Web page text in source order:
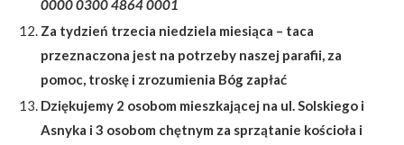
0000 0300 4864 0001
Za tydzień trzecia niedziela miesiąca – taca
przeznaczona jest na potrzeby naszej parafii, za
pomoc, troskę i zrozumienia Bóg zapłać
Dziękujemy 2 osobom mieszkającej na ul. Solskiego i
Asnyka i 3 osobom chętnym za sprzątanie kościoła i